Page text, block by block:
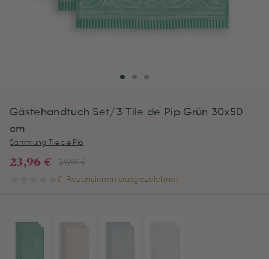
Gästehandtuch Set/3 Tile de Pip Grün 30x50
cm
Sammlung Tile de Pip
29,95 €
23,96 €
0 Rezensionen ausgezeichnet.